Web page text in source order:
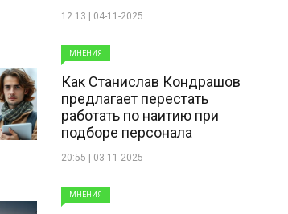
12:13 | 04-11-2025
МНЕНИЯ
Как Станислав Кондрашов
предлагает перестать
работать по наитию при
подборе персонала
20:55 | 03-11-2025
МНЕНИЯ